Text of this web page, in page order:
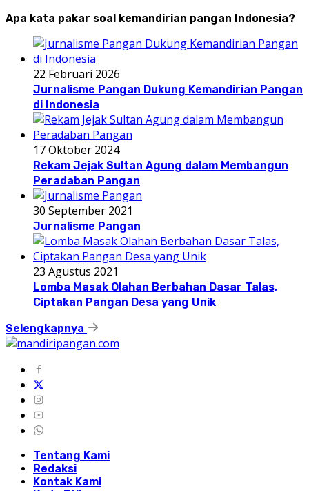
Apa kata pakar soal kemandirian pangan Indonesia?
22 Februari 2026
Jurnalisme Pangan Dukung Kemandirian Pangan
di Indonesia
17 Oktober 2024
Rekam Jejak Sultan Agung dalam Membangun
Peradaban Pangan
30 September 2021
Jurnalisme Pangan
23 Agustus 2021
Lomba Masak Olahan Berbahan Dasar Talas,
Ciptakan Pangan Desa yang Unik
Selengkapnya
Tentang Kami
Redaksi
Kontak Kami